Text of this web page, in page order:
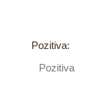
Pozitiva: